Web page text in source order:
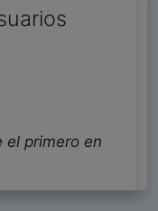
el primero en